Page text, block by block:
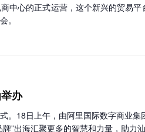
中心的正式运营，这个新兴的贸易
。
办
。18日上午，由阿里国际数字商业
”出海汇聚更多的智慧和力量，助力汕